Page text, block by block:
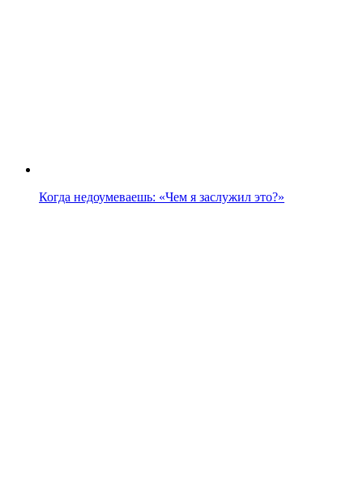
Когда недоумеваешь: «Чем я заслужил это?»